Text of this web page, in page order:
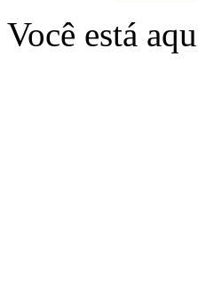
Você está